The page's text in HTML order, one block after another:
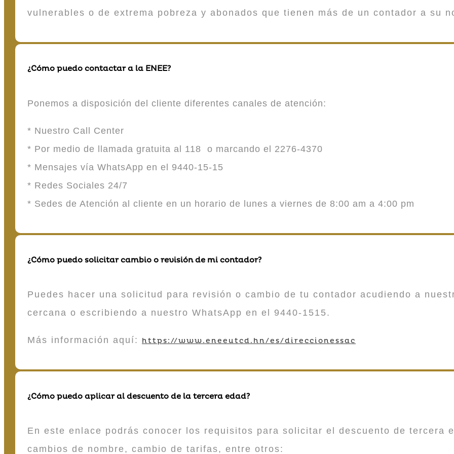
vulnerables o de extrema pobreza y abonados que tienen más de un contador a su
¿Cómo puedo contactar a la ENEE?
Ponemos a disposición del cliente diferentes canales de atención:
* Nuestro Call Center
* Por medio de llamada gratuita al 118 o marcando el 2276-4370
* Mensajes vía WhatsApp en el 9440-15-15
* Redes Sociales 24/7
* Sedes de Atención al cliente en un horario de lunes a viernes de 8:00 am a 4:00 pm
¿Cómo puedo solicitar cambio o revisión de mi contador?
Puedes hacer una solicitud para revisión o cambio de tu contador acudiendo a
cercana o escribiendo a nuestro WhatsApp en el 9440-1515.
Más información aquí: https://www.eneeutcd.hn/es/direccionessac
¿Cómo puedo aplicar al descuento de la tercera edad?
En este enlace podrás conocer los requisitos para solicitar el descuento de tercera
cambios de nombre, cambio de tarifas, entre otros: